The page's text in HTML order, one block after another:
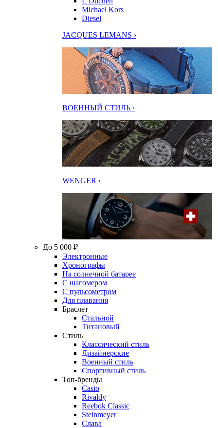
Michael Kors
Diesel
JACQUES LEMANS ›
ВОЕННЫЙ СТИЛЬ ›
WENGER ›
До 5 000 ₽
Электронные
Хронографы
На солнечной батарее
С шагомером
С пульсометром
Для плавания
Браслет
Стальной
Титановый
Стиль
Классический стиль
Дизайнерские
Военный стиль
Спортивный стиль
Топ-бренды
Casio
Rivaldy
Reebok Classic
Steinmeyer
Слава